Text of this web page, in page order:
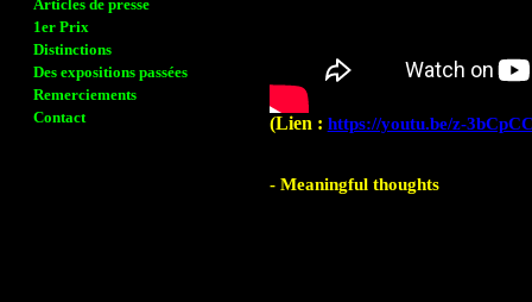
Articles de presse
1er Prix
Distinctions
Des expositions passées
Remerciements
Contact
(Lien : https://youtu.be/z-
- Meaningful thoughts